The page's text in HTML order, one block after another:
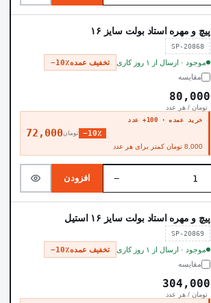
پیچ و مهره استاد بولت سایز ۱۶
SP-20868
موجود · ارسال از ۱ روز کاری تخفیف عمده−10٪
مقایسه
80,000
تومان / هر عدد
خرید عمده · 100+ عدد
72,000تومان −10٪
8,000 تومان کمتر برای هر عدد
− افزودن
پیچ و مهره استاد بولت سایز ۱۶ استیل
SP-20869
موجود · ارسال از ۱ روز کاری تخفیف عمده−10٪
مقایسه
304,000
تومان / هر عدد